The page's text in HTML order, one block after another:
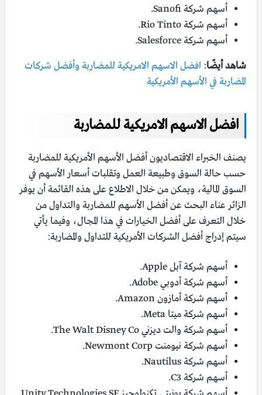
أسهم شركة Sanofi.
أسهم شركة Rio Tinto.
أسهم شركة Salesforce.
شاهد أيضًا: افضل الاسهم الامريكية للمضاربة وأفضل شركات
المضاربة في الأسهم الأمريكية
افضل الاسهم الامريكية للمضاربة
يصنف الخبراء الاقتصاديون أفضل الأسهم الأمريكية للمضاربة
حسب حالة السوق وطبيعة العمل وتقلبات أسعار الأسهم في
السوق المالية، ويمكن من خلال الاطلاع على هذه القائمة أن يوفر
الزائر عناء البحث عن أفضل الأسهم للمضاربة والتداول من
خلال التعرف على أفضل الخيارات في هذا المجال، وفيما يأتي
سيتم إدراج أفضل الشركات الأمريكية للتداول والمضاربة:
أسهم شركة آبل Apple‎.
أسهم شركة أدوبي Adobe.
أسهم شركة أمازون Amazon.
أسهم شركة ميتا Meta.
أسهم شركة والت ديزني The Walt Disney Co.
أسهم شركة نيومنت Newmont Corp.
أسهم شركة Nautilus.
أسهم شركة C3.